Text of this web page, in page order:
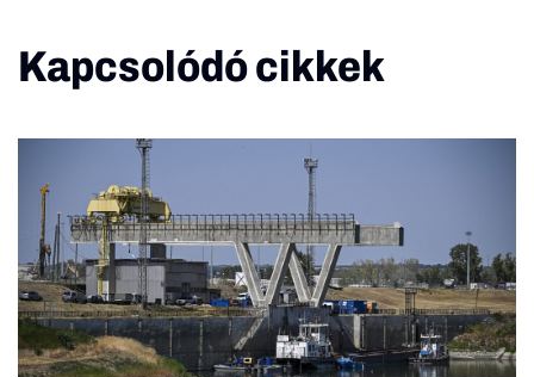
Kapcsolódó cikkek